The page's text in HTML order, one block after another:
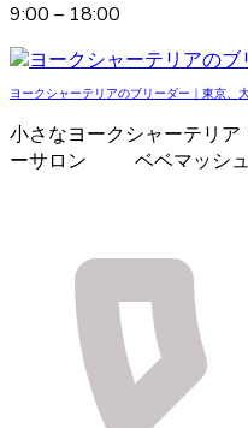
9:00 – 18:00
ヨークシャーテリアのブリーダー｜東京、
小さなヨークシャーテリ
ーサロン ベベマッシュ